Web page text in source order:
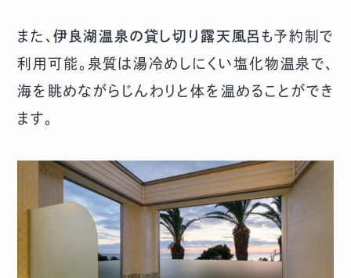
また、伊良湖温泉の貸し切り露天風呂 も予約制で
利用可能。泉質は湯冷めしにくい塩化物温泉で、
海を眺めながらじんわりと体を温めることができ
ます。